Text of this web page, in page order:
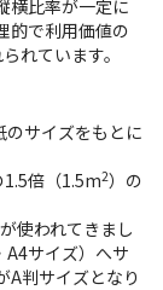
横比率が一定に
的で利用価値の
れています。
サイズをもとに
倍（1.5m2）の
使われてきまし
A4サイズ）へサ
A判サイズとなり